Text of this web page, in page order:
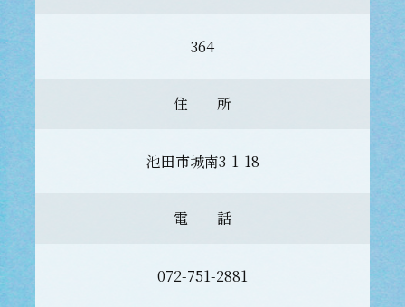
364
住 所
池田市城南3-1-18
電 話
072-751-2881